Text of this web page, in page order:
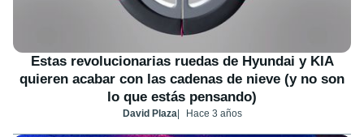
Estas revolucionarias ruedas de Hyundai y KIA
quieren acabar con las cadenas de nieve (y no son
lo que estás pensando)
David Plaza Hace 3 años